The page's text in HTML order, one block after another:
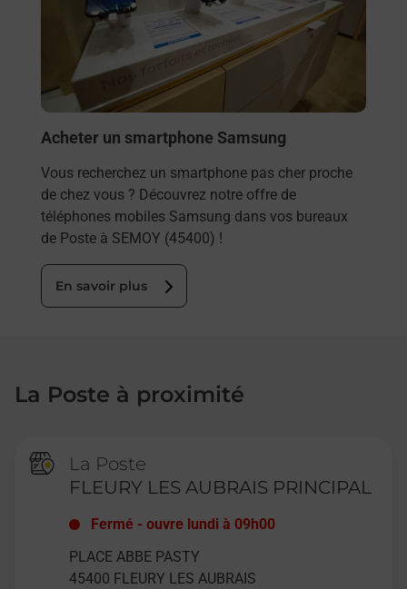
Acheter un smartphone Samsung
Vous recherchez un smartphone pas cher proche
de chez vous ? Découvrez notre offre de
téléphones mobiles Samsung dans vos bureaux
de Poste à SEMOY (45400) !
En savoir plus
La Poste à proximité
La Poste
FLEURY LES AUBRAIS PRINCIPAL
Fermé -ouvre lundi à 09h00
PLACE ABBE PASTY
45400 FLEURY LES AUBRAIS